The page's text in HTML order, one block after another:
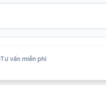
Tư vấn miễn phí